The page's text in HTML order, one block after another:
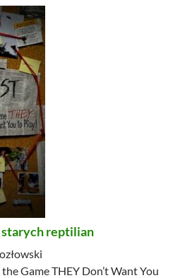
starych reptilian
Game THEY Don’t Want You